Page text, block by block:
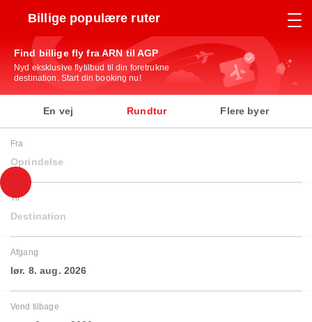
Billige populære ruter
Find billige fly fra ARN til AGP
Nyd eksklusive flytilbud til din foretrukne
destination. Start din booking nu!
En vej Rundtur Flere byer
Fra
Oprindelse
Til
Destination
Afgang
lør. 8. aug. 2026
Vend tilbage